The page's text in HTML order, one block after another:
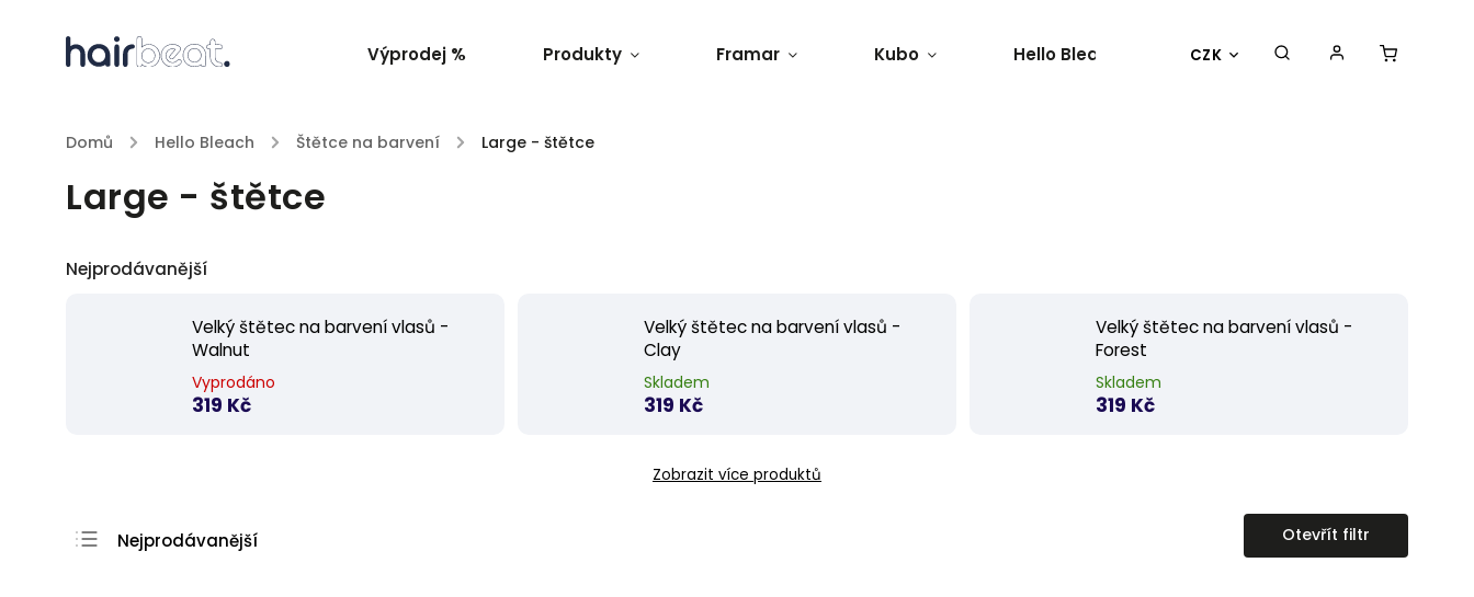
CZK
Výprodej % Produkty Framar Kubo Hello Bleach O nás Kontakty
Domů / Hello Bleach / Štětce na barvení / Large - štětce
Large - štětce
Nejprodávanější
Velký štětec na barvení vlasů -
Walnut
Vyprodáno
319 Kč
Velký štětec na barvení vlasů -
Clay
Skladem
319 Kč
Velký štětec na barvení vlasů -
Forest
Skladem
319 Kč
Zobrazit více produktů
Nejprodávanější
Otevřít filtr